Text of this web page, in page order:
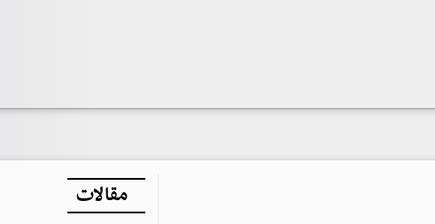
مقالات